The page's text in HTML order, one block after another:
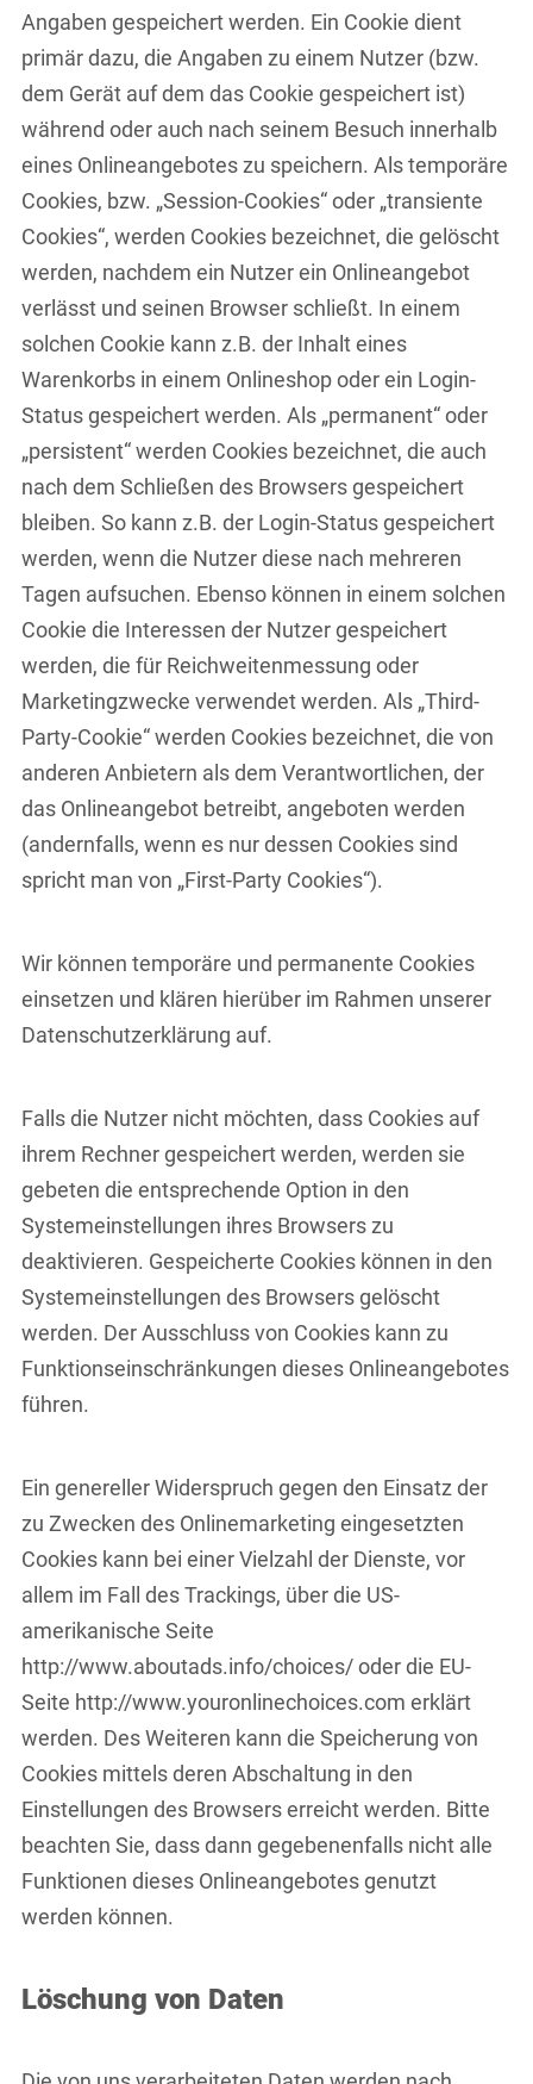
Angaben gespeichert werden. Ein Cookie dient
primär dazu, die Angaben zu einem Nutzer (bzw.
dem Gerät auf dem das Cookie gespeichert ist)
während oder auch nach seinem Besuch innerhalb
eines Onlineangebotes zu speichern. Als temporäre
Cookies, bzw. „Session-Cookies“ oder „transiente
Cookies“, werden Cookies bezeichnet, die gelöscht
werden, nachdem ein Nutzer ein Onlineangebot
verlässt und seinen Browser schließt. In einem
solchen Cookie kann z.B. der Inhalt eines
Warenkorbs in einem Onlineshop oder ein Login-
Status gespeichert werden. Als „permanent“ oder
„persistent“ werden Cookies bezeichnet, die auch
nach dem Schließen des Browsers gespeichert
bleiben. So kann z.B. der Login-Status gespeichert
werden, wenn die Nutzer diese nach mehreren
Tagen aufsuchen. Ebenso können in einem solchen
Cookie die Interessen der Nutzer gespeichert
werden, die für Reichweitenmessung oder
Marketingzwecke verwendet werden. Als „Third-
Party-Cookie“ werden Cookies bezeichnet, die von
anderen Anbietern als dem Verantwortlichen, der
das Onlineangebot betreibt, angeboten werden
(andernfalls, wenn es nur dessen Cookies sind
spricht man von „First-Party Cookies“).
Wir können temporäre und permanente Cookies
einsetzen und klären hierüber im Rahmen unserer
Datenschutzerklärung auf.
Falls die Nutzer nicht möchten, dass Cookies auf
ihrem Rechner gespeichert werden, werden sie
gebeten die entsprechende Option in den
Systemeinstellungen ihres Browsers zu
deaktivieren. Gespeicherte Cookies können in den
Systemeinstellungen des Browsers gelöscht
werden. Der Ausschluss von Cookies kann zu
Funktionseinschränkungen dieses Onlineangebotes
führen.
Ein genereller Widerspruch gegen den Einsatz der
zu Zwecken des Onlinemarketing eingesetzten
Cookies kann bei einer Vielzahl der Dienste, vor
allem im Fall des Trackings, über die US-
amerikanische Seite
http://www.aboutads.info/choices/ oder die EU-
Seite http://www.youronlinechoices.com erklärt
werden. Des Weiteren kann die Speicherung von
Cookies mittels deren Abschaltung in den
Einstellungen des Browsers erreicht werden. Bitte
beachten Sie, dass dann gegebenenfalls nicht alle
Funktionen dieses Onlineangebotes genutzt
werden können.
Löschung von Daten